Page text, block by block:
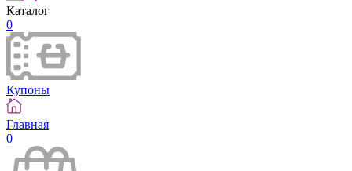
Каталог
0
Купоны
Главная
0